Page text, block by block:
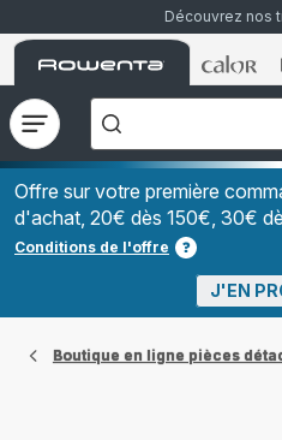
Découvrez nos
Accueil
Rowenta
Ouvrir
le
menu
recherchez-
vous
?","Aspirateurs
à
Grains","Centrales
Vapeurs","Sèche
Cheveux"]
Offre sur votre première
d'achat, 20€ dès 150€, 30€
Conditions de l'offre
J'EN
Boutique en ligne pièces